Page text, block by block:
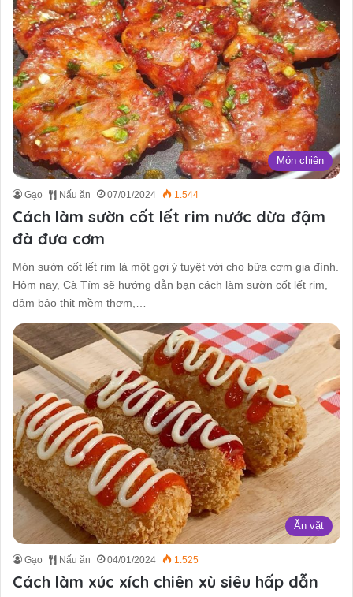
Món chiên
Gạo Nấu ăn 07/01/2024 1.544
Cách làm sườn cốt lết rim nước dừa đậm
đà đưa cơm
Món sườn cốt lết rim là một gợi ý tuyệt vời cho bữa cơm gia đình.
Hôm nay, Cà Tím sẽ hướng dẫn bạn cách làm sườn cốt lết rim,
đảm bảo thịt mềm thơm,…
Ăn vặt
Gạo Nấu ăn 04/01/2024 1.525
Cách làm xúc xích chiên xù siêu hấp dẫn